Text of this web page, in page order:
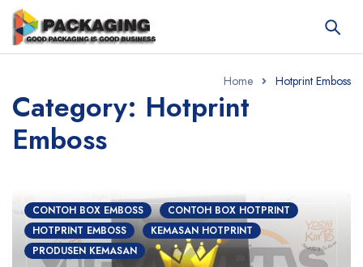
Home Hotprint Emboss
Category: Hotprint
Emboss
CONTOH BOX EMBOSS
CONTOH BOX HOTPRINT
HOTPRINT EMBOSS
KEMASAN HOTPRINT
PRODUSEN KEMASAN